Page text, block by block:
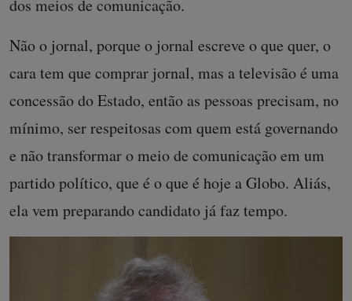
dos meios de comunicação.
Não o jornal, porque o jornal escreve o que quer, o
cara tem que comprar jornal, mas a televisão é uma
concessão do Estado, então as pessoas precisam, no
mínimo, ser respeitosas com quem está governando
e não transformar o meio de comunicação em um
partido político, que é o que é hoje a Globo. Aliás,
ela vem preparando candidato já faz tempo.